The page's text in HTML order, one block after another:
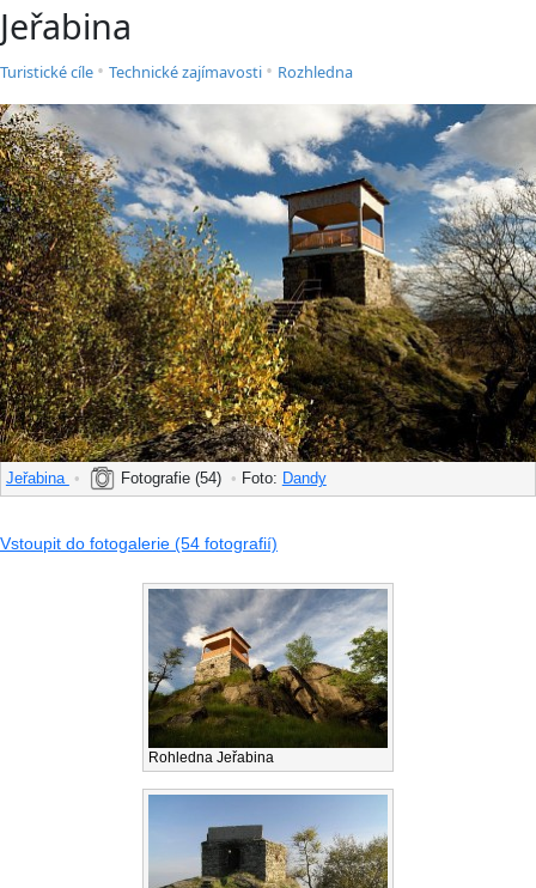
Jeřabina
Turistické cíle • Technické zajímavosti • Rozhledna
Jeřabina • Fotografie (54) • Foto: Dandy
Vstoupit do fotogalerie (54 fotografií)
Rohledna Jeřabina